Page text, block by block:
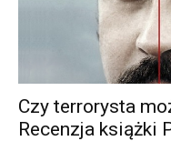
Czy terrorysta
Recenzja książki